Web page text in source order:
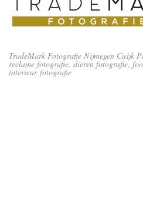
TradeMark Fotografie Nijmegen Cuijk
reclame fotografie, dieren fotografie,
interieur fotografie